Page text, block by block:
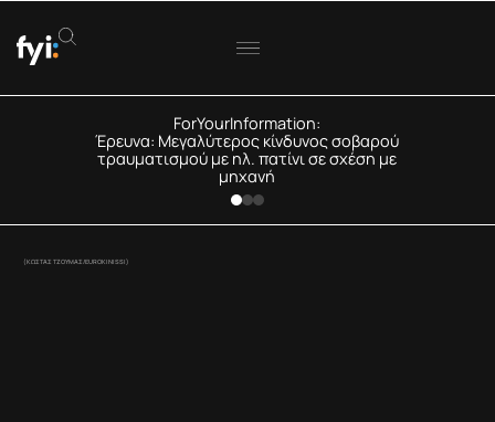
ForYourInformation:
Έρευνα: Μεγαλύτερος κίνδυνος σοβαρού
τραυματισμού με ηλ. πατίνι σε σχέση με
μηχανή
(ΚΩΣΤΑΣ ΤΖΟΥΜΑΣ/EUROKINISSI)